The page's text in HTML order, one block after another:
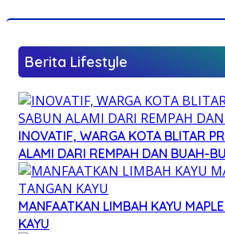
Berita Lifestyle
INOVATIF, WARGA KOTA BLITAR
ALAMI DARI REMPAH DAN BUAH-
MANFAATKAN LIMBAH KAYU
KAYU